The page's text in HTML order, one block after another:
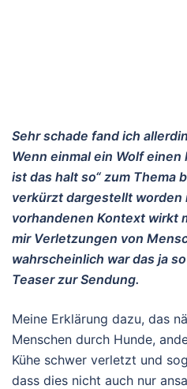
Sehr schade fand ich
Wenn einmal ein Wolf
ist das halt so“ zum Thema
verkürzt dargestellt worden
vorhandenen Kontext wirkt
mir Verletzungen von
wahrscheinlich war das ja
Teaser zur Sendung.
Meine Erklärung dazu, das
Menschen durch Hunde,
Kühe schwer verletzt und
dass dies nicht auch nur